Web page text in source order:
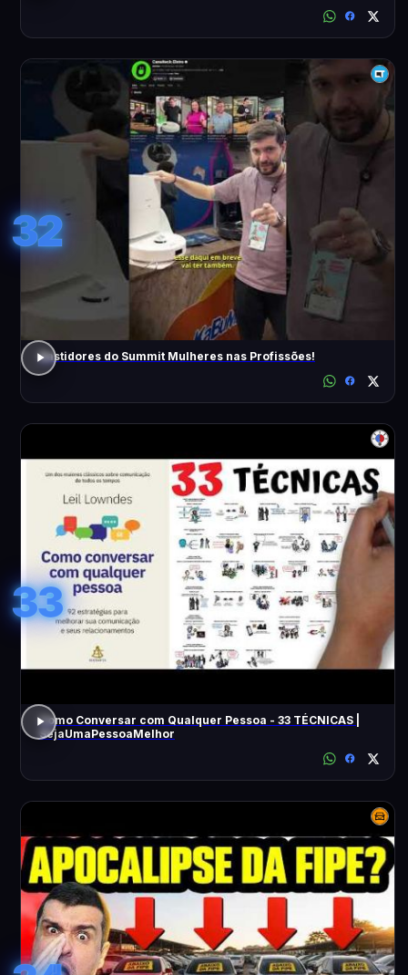
32
Bastidores do Summit Mulheres nas Profissões!
33
Como Conversar com Qualquer Pessoa - 33 TÉCNICAS |
SejaUmaPessoaMelhor